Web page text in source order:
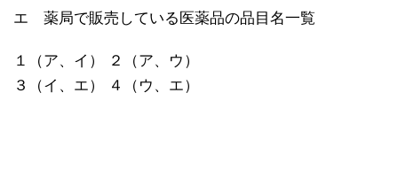
エ 薬局で販売している医薬品の品目名一覧
１（ア、イ） ２（ア、ウ）
３（イ、エ） ４（ウ、エ）